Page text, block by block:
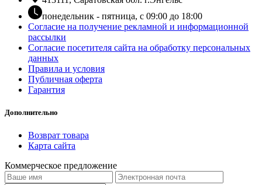
понедельник - пятница, с 09:00 до 18:00
Согласие на получение рекламной и информационной
рассылки
Согласие посетителя сайта на обработку персональных
данных
Правила и условия
Публичная оферта
Гарантия
Дополнительно
Возврат товара
Карта сайта
Коммерческое предложение